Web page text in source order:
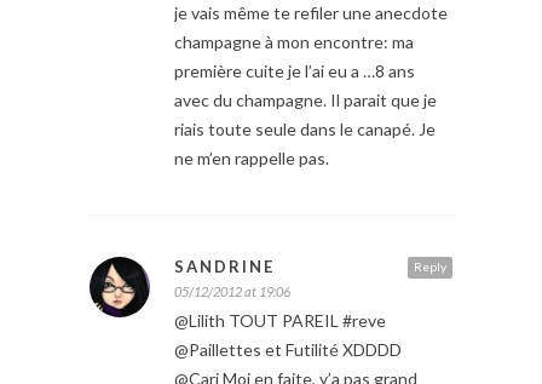
je vais même te refiler une anecdote
champagne à mon encontre: ma
première cuite je l’ai eu a …8 ans
avec du champagne. Il parait que je
riais toute seule dans le canapé. Je
ne m’en rappelle pas.
Reply
SANDRINE
05/12/2012 at 19:06
@Lilith TOUT PAREIL #reve
@Paillettes et Futilité XDDDD
@Cari Moi en faite, y’a pas grand